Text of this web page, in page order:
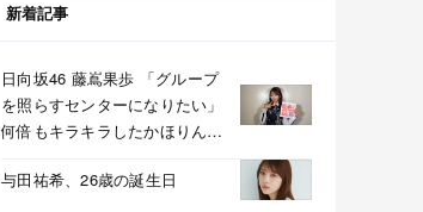
新着記事
日向坂46 藤嶌果歩 「グループ
を照らすセンターになりたい」
何倍もキラキラしたかほりんが
与田祐希、26歳の誕生日